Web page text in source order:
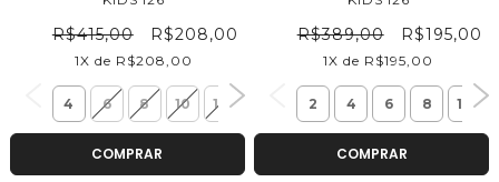
R$415,00 R$208,00
1X de R$208,00
4 6 8 10 12
COMPRAR
R$389,00 R$195,00
1X de R$195,00
2 4 6 8 10
COMPRAR